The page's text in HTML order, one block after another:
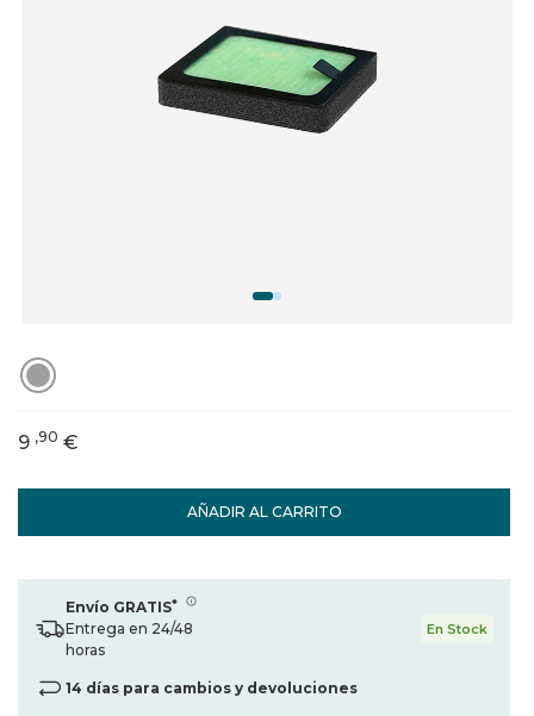
AÑADIR AL CARRITO
9 ,90 €
Envío GRATIS*
Entrega en 24/48
horas
En Stock
14 días para cambios y devoluciones